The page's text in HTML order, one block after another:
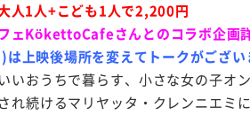
人1人+こども1人で2,200円
ェKökettoCafeさんとのコラボ企画
上映後場所を変えてトークがござい
いおうちで暮らす、小さな女の子オ
れ続けるマリヤッタ・クレンニエミ